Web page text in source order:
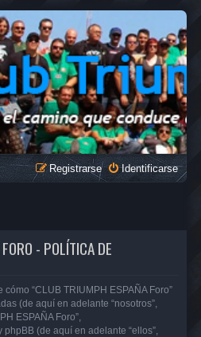
Identificarse
Registrarse
- POLÍTICA DE
“CLUB TRIUMPH ESPAÑA Foro”
(de aquí en adelante “nosotros”,
ESPAÑA Foro”,
phpBB (de aquí en adelante “ellos”,